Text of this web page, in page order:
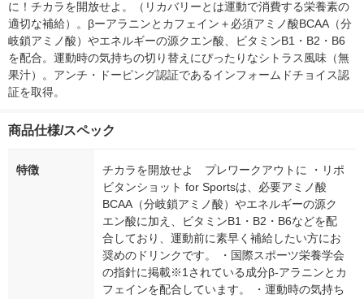
に！チカラを開放せよ。（リカバリーとは運動で消費する栄養素の
適切な補給）。βーアラニンとカフェイン＋必須アミノ酸BCAA（分
岐鎖アミノ酸）やエネルギーの源クエン酸、ビタミンB1・B2・B6
を配合。運動時の気持ちの切り替えにぴったりなシトラス風味（無
果汁）。アンチ・ドーピング認証であるインフォームドチョイス認
証を取得。
商品仕様/スペック
特徴
チカラを開放せよ プレワークアウトに ・リポ
ビタンショット for Sportsは、必要アミノ酸
BCAA（分岐鎖アミノ酸）やエネルギーの源ク
エン酸に加え、ビタミンB1・B2・B6などを配
合しており、運動前に素早く補給したい方にお
奨めのドリンクです。 ・国際スポーツ栄養学会
の指針に掲載※1されている成分β-アラニンとカ
フェインを配合しています。 ・運動時の気持ち